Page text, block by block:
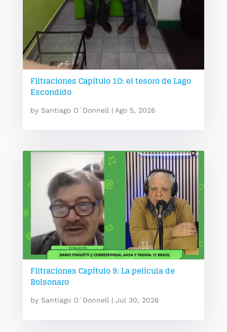
Filtraciones Capítulo 1O: el tesoro de Lago
Escondido
by Santiago O´Donnell| Ago 5, 2026
Filtraciones Capítulo 9: La película de
Bolsonaro
by Santiago O´Donnell | Jul 30, 2026